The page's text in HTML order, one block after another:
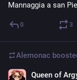
Mannaggia a san
0 3
Alemonac
Queen of